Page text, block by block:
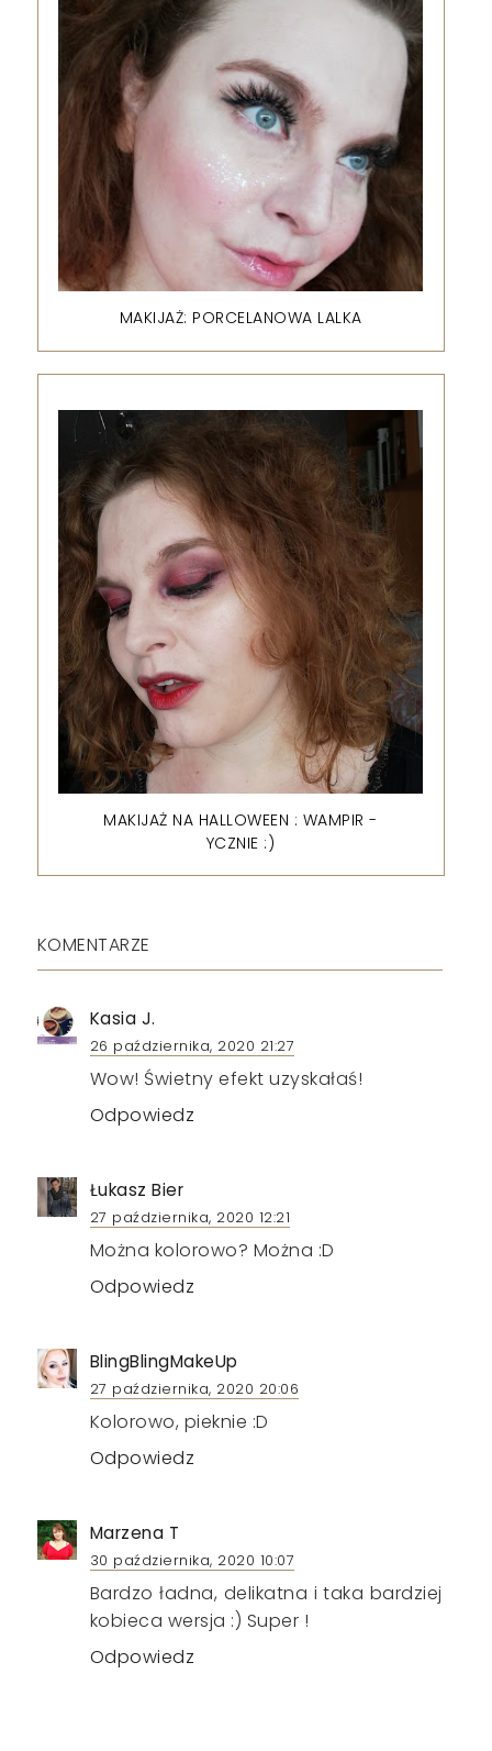
MAKIJAŻ: PORCELANOWA LALKA
MAKIJAŻ NA HALLOWEEN : WAMPIR -
YCZNIE :)
KOMENTARZE
Kasia J.
26 października, 2020 21:27
Wow! Świetny efekt uzyskałaś!
Odpowiedz
Łukasz Bier
27 października, 2020 12:21
Można kolorowo? Można :D
Odpowiedz
BlingBlingMakeUp
27 października, 2020 20:06
Kolorowo, pieknie :D
Odpowiedz
Marzena T
30 października, 2020 10:07
Bardzo ładna, delikatna i taka bardziej
kobieca wersja :) Super !
Odpowiedz